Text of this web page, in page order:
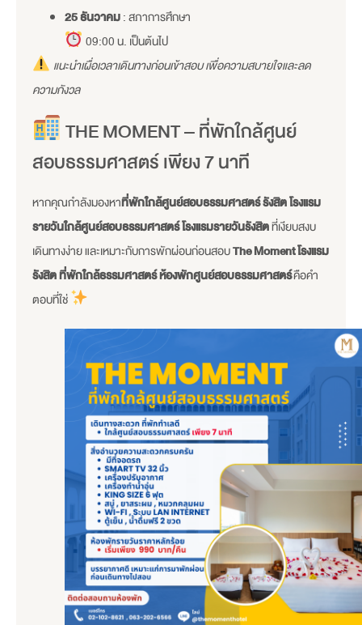
25 ธันวาคม: สภาการศึกษา
09:00 น. เป็นต้นไป
แนะนำเผื่อเวลาเดินทางก่อนเข้าสอบ เพื่อความสบายใจและลด
ความกังวล
THE MOMENT – ที่พักใกล้ศูนย์
สอบธรรมศาสตร์ เพียง 7 นาที
หากคุณกำลังมองหาที่พักใกล้ศูนย์สอบธรรมศาสตร์ รังสิตโรงแรม
รายวันใกล้ศูนย์สอบธรรมศาสตร์ โรงแรมรายวันรังสิตที่เงียบสงบ
เดินทางง่าย และเหมาะกับการพักผ่อนก่อนสอบThe Moment โรงแรม
รังสิต ที่พักใกล้ธรรมศาสตร์ ห้องพักศูนย์สอบธรรมศาสตร์คือคำ
ตอบที่ใช่